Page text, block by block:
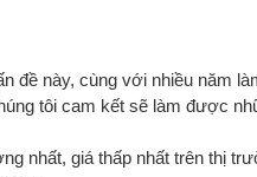
này, cùng với nhiều năm
tôi cam kết sẽ làm được
nhất, giá thấp nhất trên thị